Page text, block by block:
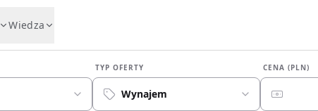
Wiedza
TYP OFERTY
Wynajem
CENA (PLN)